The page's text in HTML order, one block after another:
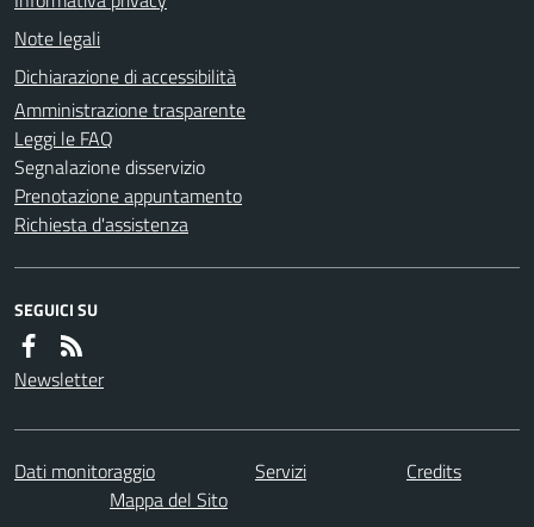
Note legali
Dichiarazione di accessibilità
Amministrazione trasparente
Leggi le FAQ
Segnalazione disservizio
Prenotazione appuntamento
Richiesta d'assistenza
SEGUICI SU
Newsletter
Dati monitoraggio Servizi
Credits
Mappa del Sito